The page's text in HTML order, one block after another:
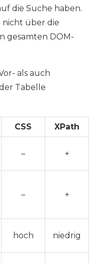
die Suche haben.
nicht über die
gesamten DOM-
als auch
Tabelle
CSS XPath
– +
– +
hoch niedrig